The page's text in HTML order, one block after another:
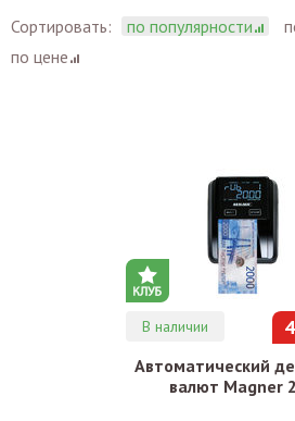
Сортировать: по популярности
по цене
В наличии
Автоматический
валют Magner